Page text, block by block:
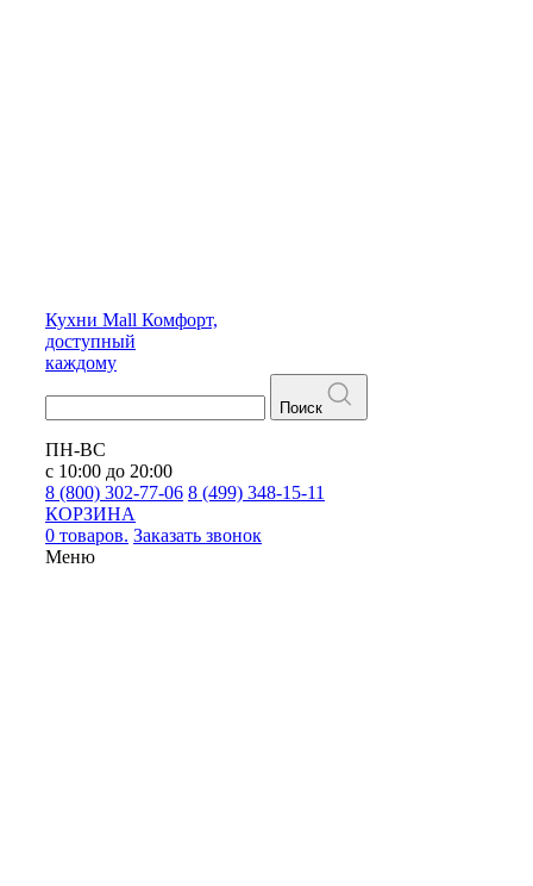
Кухни Mall Комфорт,
доступный
каждому
Поиск
ПН-ВС
с 10:00 до 20:00
8 (800) 302-77-06 8 (499) 348-15-11
КОРЗИНА
0 товаров. Заказать звонок
Меню